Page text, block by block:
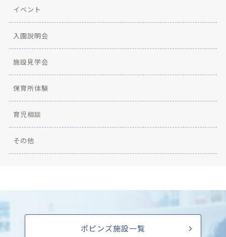
イベント
入園説明会
施設見学会
保育所体験
育児相談
その他
ポピンズ施設一覧